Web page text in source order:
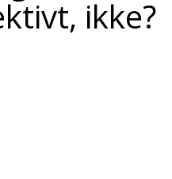
ikke?